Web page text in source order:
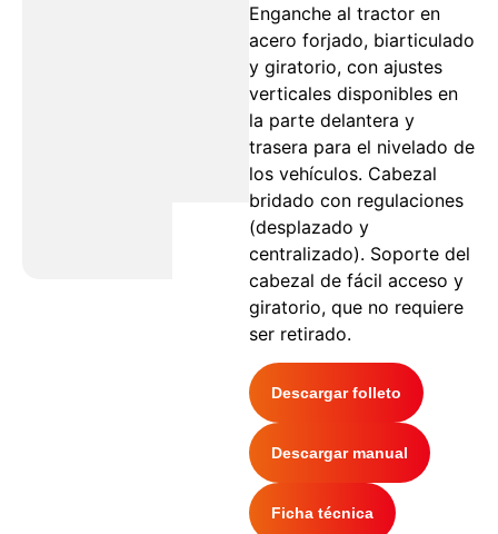
Enganche al tractor en
acero forjado, biarticulado
y giratorio, con ajustes
verticales disponibles en
la parte delantera y
trasera para el nivelado de
los vehículos. Cabezal
bridado con regulaciones
(desplazado y
centralizado). Soporte del
cabezal de fácil acceso y
giratorio, que no requiere
ser retirado.
Descargar folleto
Descargar manual
Ficha técnica